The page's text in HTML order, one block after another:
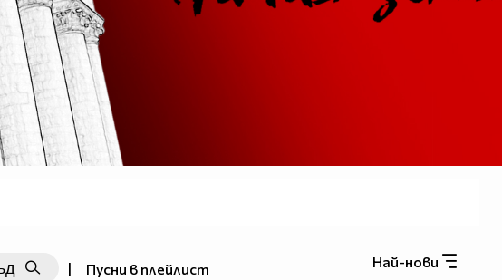
Най-нови
| Пусни в плейлист